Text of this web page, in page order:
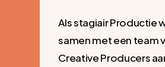
Als stagiair Productie
samen met een team
Creative Producers